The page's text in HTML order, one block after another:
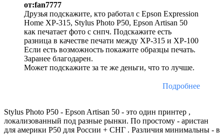
от:fan7777
Друзья подскажите, кто работал с Epson Expression
Home XP-315, Stylus Photo P50, Epson Artisan 50
как печатает фото с снпч. Подскажите есть
разница в качестве печати между XP-315 и XP-100
Если есть возможность покажите образцы печать.
Заранее благодарен.
Может подскажите за те же деньги, что то лучше.
Подробнее
Stylus Photo P50 - Epson Artisan 50 - это один принтер ,
локализованный под разные рынки. По простому - аристан
для америки Р50 для России + СНГ . Различия минимальны - в